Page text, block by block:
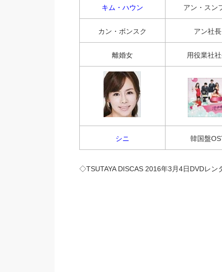
キム・ハウン アン・スン
カン・ボンスク アン社長
離婚女 用役業社
シニ 韓国盤
◇TSUTAYA DISCAS 2016年3月4日DVDレ